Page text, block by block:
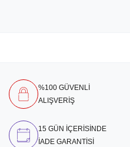
%100 GÜVENLİ
ALIŞVERİŞ
15 GÜN İÇERİSİNDE
İADE GARANTİSİ